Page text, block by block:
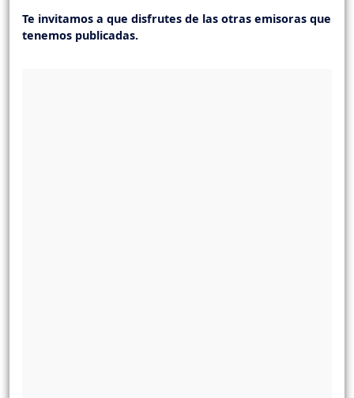
Te invitamos a que disfrutes de las otras emisoras que
tenemos publicadas.